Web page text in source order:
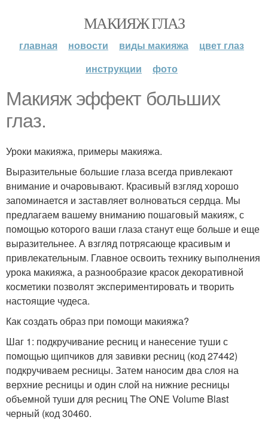
МАКИЯЖ ГЛАЗ
главная новости виды макияжа
цвет глаз
инструкции
фото
Макияж эффект больших
глаз.
Уроки макияжа, примеры макияжа.
Выразительные большие глаза всегда привлекают
внимание и очаровывают. Красивый взгляд хорошо
запоминается и заставляет волноваться сердца. Мы
предлагаем вашему вниманию пошаговый макияж, с
помощью которого ваши глаза станут еще больше и еще
выразительнее. А взгляд потрясающе красивым и
привлекательным. Главное освоить технику выполнения
урока макияжа, а разнообразие красок декоративной
косметики позволят экспериментировать и творить
настоящие чудеса.
Как создать образ при помощи макияжа?
Шаг 1: подкручивание ресниц и нанесение туши с
помощью щипчиков для завивки ресниц (код 27442)
подкручиваем ресницы. Затем наносим два слоя на
верхние ресницы и один слой на нижние ресницы
объемной туши для ресниц The ONE Volume Blast
черный (код 30460.